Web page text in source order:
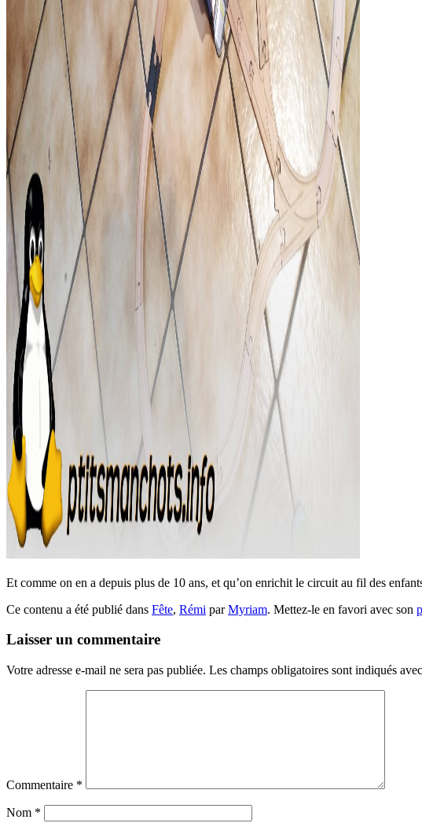
Et comme on en a depuis plus de 10 ans, et qu’on enrichit le circuit au fil des
Ce contenu a été publié dans Fête, Rémi parMyriam. Mettez-le en favori avec son
Laisser un commentaire
Votre adresse e-mail ne sera pas publiée. Les champs obligatoires sont indiqués avec
Commentaire *
Nom *